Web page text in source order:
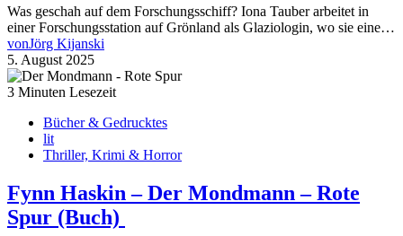
Was geschah auf dem Forschungsschiff? Iona Tauber arbeitet in
einer Forschungsstation auf Grönland als Glaziologin, wo sie eine…
vonJörg Kijanski
5. August 2025
3 Minuten Lesezeit
Bücher & Gedrucktes
lit
Thriller, Krimi & Horror
Fynn Haskin – Der Mondmann – Rote
Spur (Buch)